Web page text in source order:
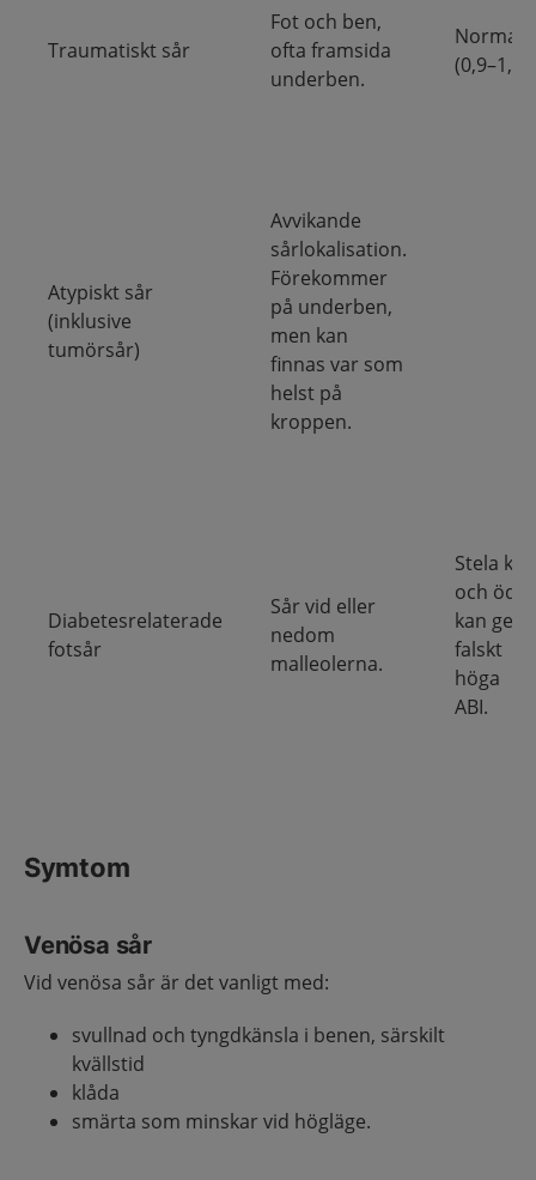
Traumatiskt sår
Fot och ben,
ofta framsida
underben.
Normalt
(0,9–1,4).
Atypiskt sår
(inklusive
tumörsår)
Avvikande
sårlokalisation.
Förekommer
på underben,
men kan
finnas var som
helst på
kroppen.
Diabetesrelaterade
fotsår
Sår vid eller
nedom
malleolerna.
Stela kärl
och
kan ge
falskt
höga
Symtom
Venösa sår
Vid venösa sår är det vanligt med:
svullnad och tyngdkänsla i benen, särskilt
kvällstid
klåda
smärta som minskar vid högläge.